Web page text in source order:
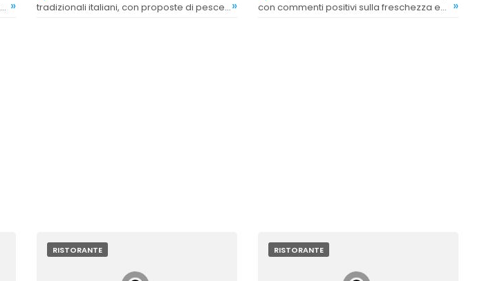
»
tradizionali italiani, con proposte di pesce
»
con commenti positivi sulla freschezza e
»
RISTORANTE RISTORANTE